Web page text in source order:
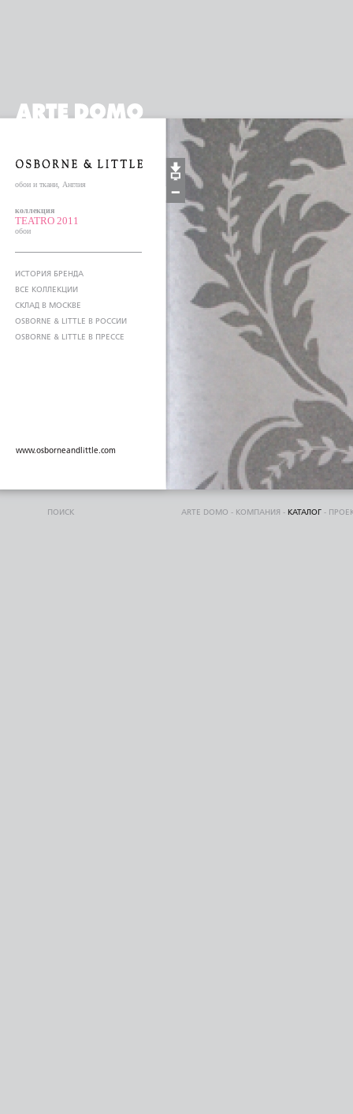
обои и ткани, Англия
коллекция
TEATRO 2011
обои
ИСТОРИЯ БРЕНДА
ВСЕ КОЛЛЕКЦИИ
СКЛАД В МОСКВЕ
OSBORNE & LITTLE В РОССИИ
OSBORNE & LITTLE В ПРЕССЕ
www.osborneandlittle.com
ПОИСК ARTE DOMO - КОМПАНИЯ - КАТАЛОГ -